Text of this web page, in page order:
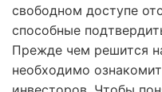
свободном доступе
способные
Прежде чем решится
необходимо